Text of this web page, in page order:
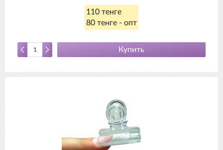
110 тенге
80 тенге - опт
Купить